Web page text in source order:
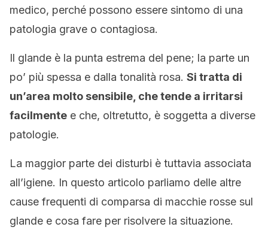
medico, perché possono essere sintomo di una
patologia grave o contagiosa.
Il glande è la punta estrema del pene; la parte un
po’ più spessa e dalla tonalità rosa. Si tratta di
un’area molto sensibile, che tende a irritarsi
facilmente e che, oltretutto, è soggetta a diverse
patologie.
La maggior parte dei disturbi è tuttavia associata
all’igiene. In questo articolo parliamo delle altre
cause frequenti di comparsa di macchie rosse sul
glande e cosa fare per risolvere la situazione.